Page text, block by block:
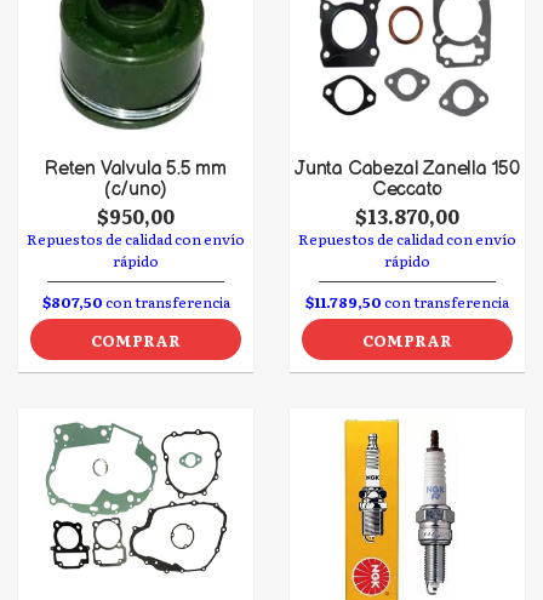
Reten Valvula 5.5 mm
(c/uno)
$950,00
Repuestos de calidad con envío
rápido
$807,50con transferencia
COMPRAR
Junta Cabezal Zanella 150
Ceccato
$13.870,00
Repuestos de calidad con envío
rápido
$11.789,50con transferencia
COMPRAR